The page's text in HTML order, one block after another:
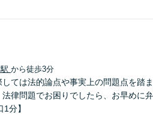
から徒歩3分
しては法的論点や事実上の問題点を踏
律問題でお困りでしたら、お早めに
分】